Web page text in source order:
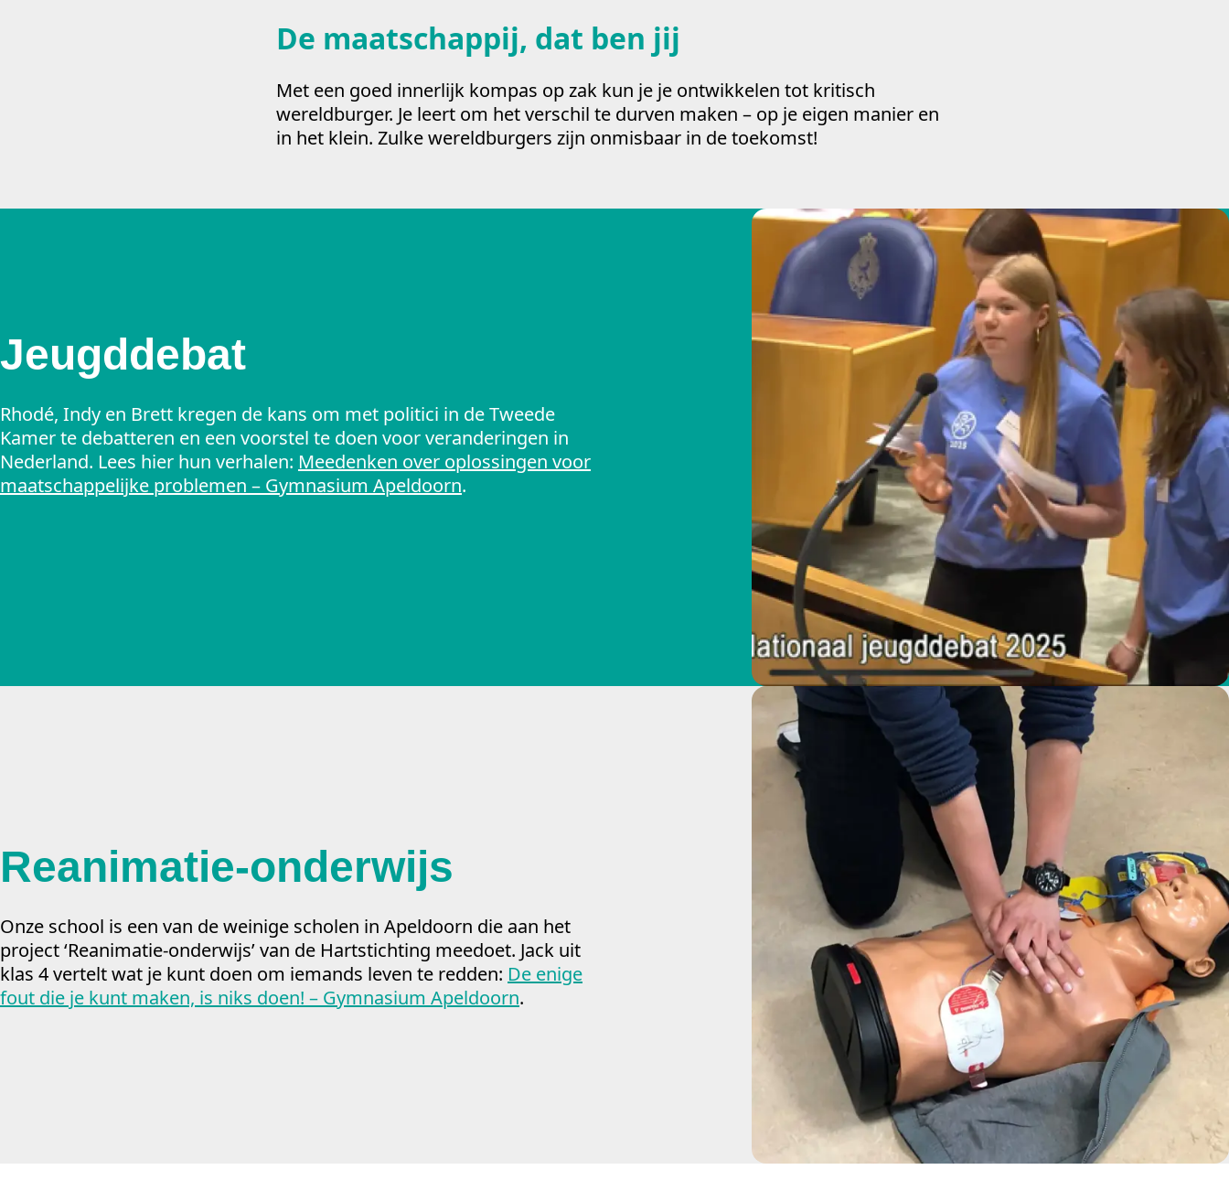
De maatschappij, dat ben jij
Met een goed inner­lijk kompas op zak kun je je ontwikkelen tot kritisch
wereldburger. Je leert om het verschil te durven maken – op je eigen manier en
in het klein. Zulke wereldburgers zijn onmisbaar in de toekomst!
Jeugddebat
Rhodé, Indy en Brett kregen de kans om met politici in de Tweede
Kamer te debatteren en een voorstel te doen voor veranderingen in
Nederland. Lees hier hun verhalen: Meedenken over oplossingen voor
maatschappelijke problemen – Gymnasium Apeldoorn.
Reanimatie-onderwijs
Onze school is een van de weinige scholen in Apeldoorn die aan het
project ‘Reanimatie-onderwijs’ van de Hartstichting meedoet. Jack uit
klas 4 vertelt wat je kunt doen om iemands leven te redden: De enige
fout die je kunt maken, is niks doen! – Gymnasium Apeldoorn.